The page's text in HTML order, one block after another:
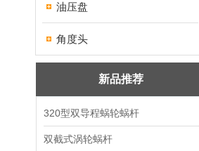
油压盘
角度头
新品推荐
320型双导程蜗轮蜗杆
双截式涡轮蜗杆